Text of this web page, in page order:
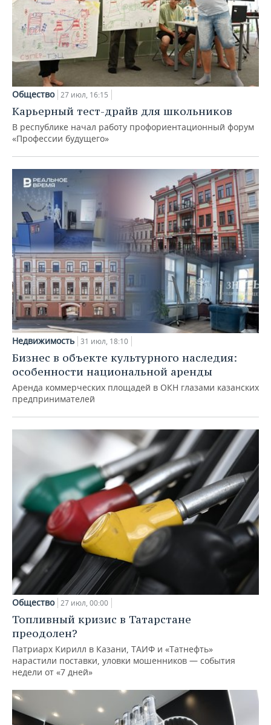
Общество 27 июл, 16:15
Карьерный тест-драйв для школьников
В республике начал работу профориентационный форум
«Профессии будущего»
Недвижимость 31 июл, 18:10
Бизнес в объекте культурного наследия:
особенности национальной аренды
Аренда коммерческих площадей в ОКН глазами казанских
предпринимателей
Общество 27 июл, 00:00
Топливный кризис в Татарстане
преодолен?
Патриарх Кирилл в Казани, ТАИФ и «Татнефть»
нарастили поставки, уловки мошенников — события
недели от «7 дней»